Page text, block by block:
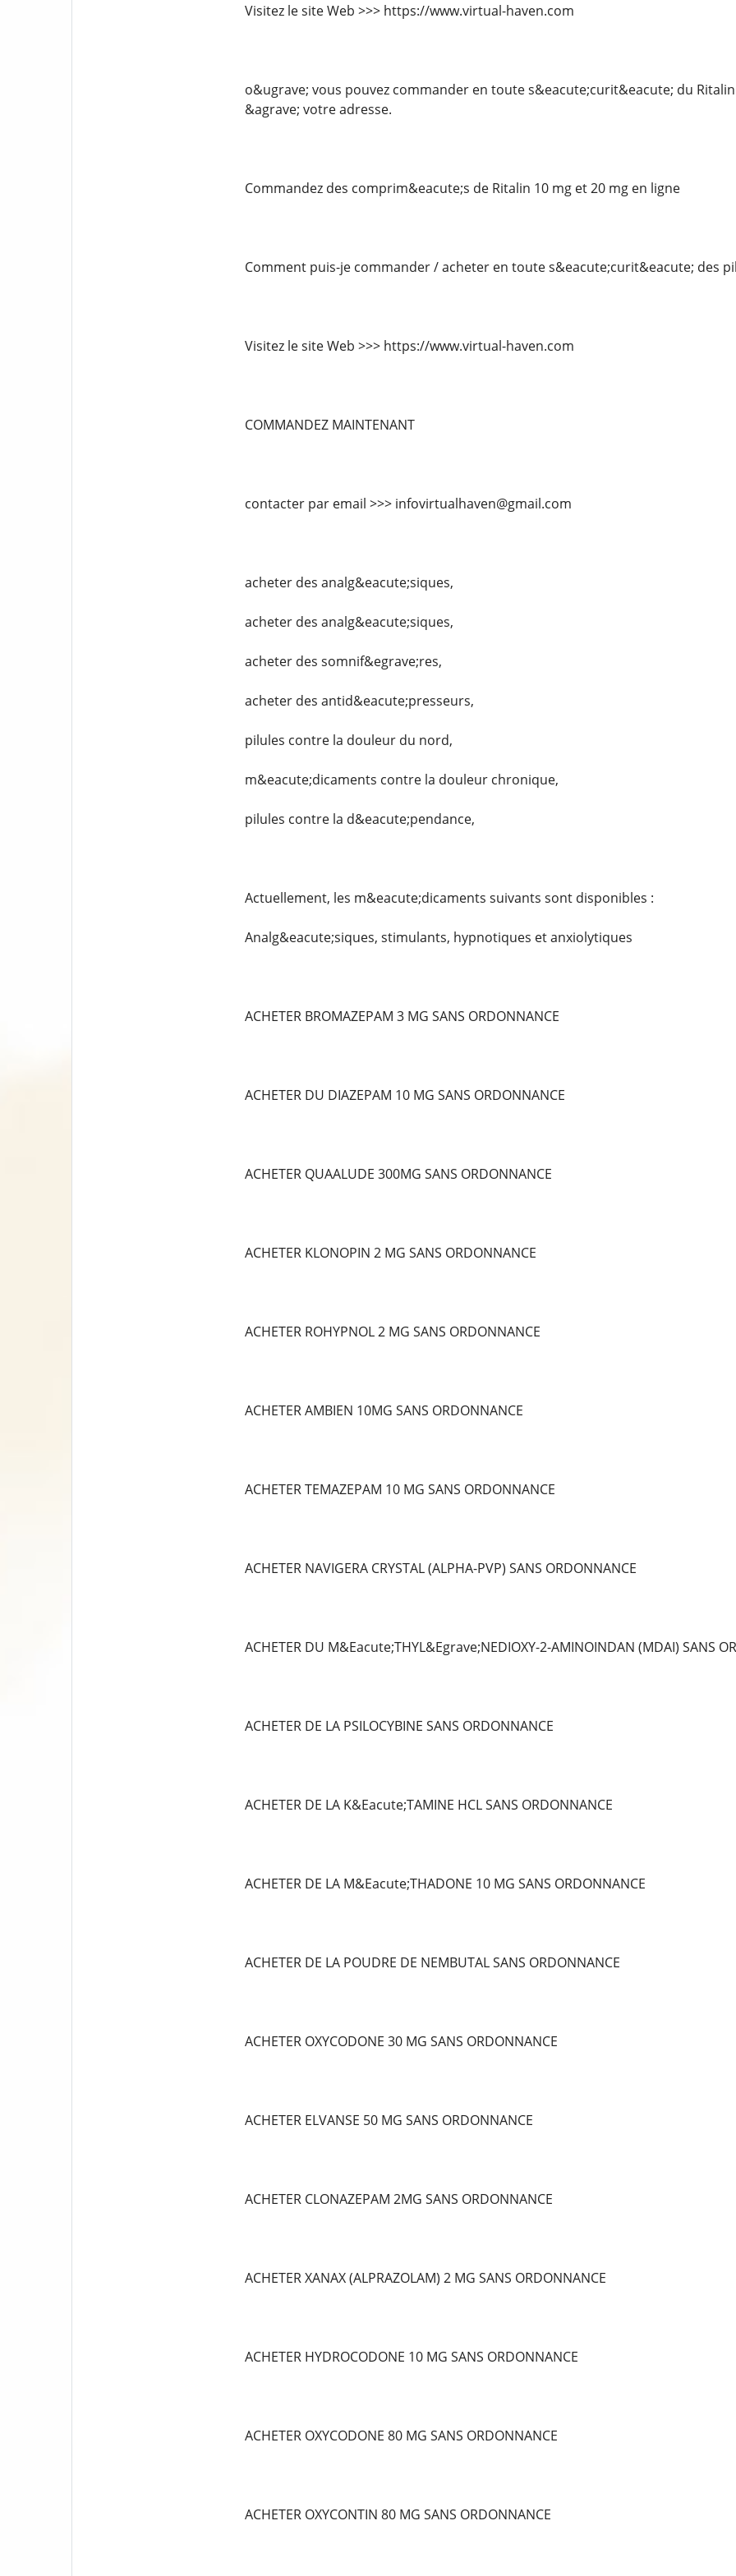
Visitez le site Web >>> https://www.virtual-haven.com
o&ugrave; vous pouvez commander en toute s&eacute;curit&eacute; du
&agrave; votre adresse.
Commandez des comprim&eacute;s de Ritalin 10 mg et 20 mg en ligne
Comment puis-je commander / acheter en toute s&eacute;curit&eacute; des
Visitez le site Web >>> https://www.virtual-haven.com
COMMANDEZ MAINTENANT
contacter par email >>> infovirtualhaven@gmail.com
acheter des analg&eacute;siques,
acheter des analg&eacute;siques,
acheter des somnif&egrave;res,
acheter des antid&eacute;presseurs,
pilules contre la douleur du nord,
m&eacute;dicaments contre la douleur chronique,
pilules contre la d&eacute;pendance,
Actuellement, les m&eacute;dicaments suivants sont disponibles :
Analg&eacute;siques, stimulants, hypnotiques et anxiolytiques
ACHETER BROMAZEPAM 3 MG SANS ORDONNANCE
ACHETER DU DIAZEPAM 10 MG SANS ORDONNANCE
ACHETER QUAALUDE 300MG SANS ORDONNANCE
ACHETER KLONOPIN 2 MG SANS ORDONNANCE
ACHETER ROHYPNOL 2 MG SANS ORDONNANCE
ACHETER AMBIEN 10MG SANS ORDONNANCE
ACHETER TEMAZEPAM 10 MG SANS ORDONNANCE
ACHETER NAVIGERA CRYSTAL (ALPHA-PVP) SANS ORDONNANCE
ACHETER DU M&Eacute;THYL&Egrave;NEDIOXY-2-AMINOINDAN (MDAI) SANS
ACHETER DE LA PSILOCYBINE SANS ORDONNANCE
ACHETER DE LA K&Eacute;TAMINE HCL SANS ORDONNANCE
ACHETER DE LA M&Eacute;THADONE 10 MG SANS ORDONNANCE
ACHETER DE LA POUDRE DE NEMBUTAL SANS ORDONNANCE
ACHETER OXYCODONE 30 MG SANS ORDONNANCE
ACHETER ELVANSE 50 MG SANS ORDONNANCE
ACHETER CLONAZEPAM 2MG SANS ORDONNANCE
ACHETER XANAX (ALPRAZOLAM) 2 MG SANS ORDONNANCE
ACHETER HYDROCODONE 10 MG SANS ORDONNANCE
ACHETER OXYCODONE 80 MG SANS ORDONNANCE
ACHETER OXYCONTIN 80 MG SANS ORDONNANCE